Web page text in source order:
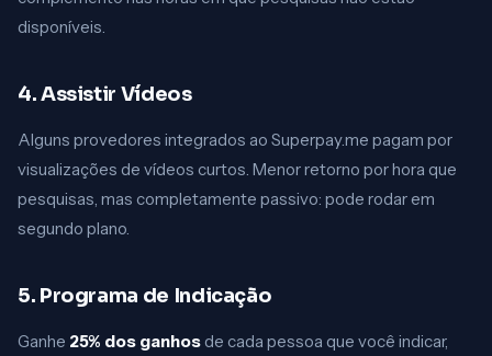
disponíveis.
4. Assistir Vídeos
Alguns provedores integrados ao Superpay.me pagam por
visualizações de vídeos curtos. Menor retorno por hora que
pesquisas, mas completamente passivo: pode rodar em
segundo plano.
5. Programa de Indicação
Ganhe 25% dos ganhos de cada pessoa que você indicar,